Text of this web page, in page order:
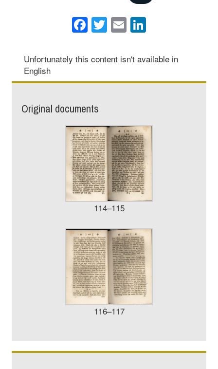
Facebook
Twitter
Email
Unfortunately this content isn't available in
English
Original documents
114–115
116–117